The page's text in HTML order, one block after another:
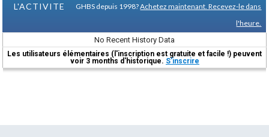
L'ACTIVITE
GHBS depuis 1998?Achetez maintenant. Recevez-le dans
l'heure.
No Recent History Data
Les utilisateurs élémentaires (l'inscription est gratuite et facile !) peuvent
voir 3 months d'historique. S'inscrire